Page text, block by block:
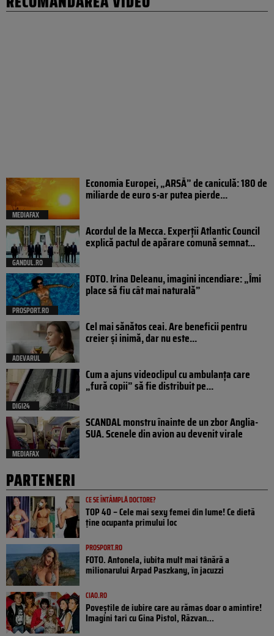
MEDIAFAX
Economia Europei, „ARSĂ” de caniculă: 180 de
miliarde de euro s-ar putea pierde...
GANDUL.RO
Acordul de la Mecca. Experții Atlantic Council
explică pactul de apărare comună semnat...
PROSPORT.RO
FOTO. Irina Deleanu, imagini incendiare: „Îmi
place să fiu cât mai naturală”
ADEVARUL
Cel mai sănătos ceai. Are beneficii pentru
creier și inimă, dar nu este...
DIGI24
Cum a ajuns videoclipul cu ambulanța care
„fură copii” să fie distribuit pe...
MEDIAFAX
SCANDAL monstru înainte de un zbor Anglia-
SUA. Scenele din avion au devenit virale
PARTENERI
CE SE ÎNTÂMPLĂ DOCTORE?
TOP 40 – Cele mai sexy femei din lume! Ce dietă
ține ocupanta primului loc
PROSPORT.RO
FOTO. Antonela, iubita mult mai tânără a
milionarului Arpad Paszkany, în jacuzzi
CIAO.RO
Poveştile de iubire care au rămas doar o amintire!
Imagini tari cu Gina Pistol, Răzvan...